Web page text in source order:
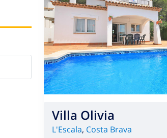
Villa Olivia
L'Escala, Costa Brava